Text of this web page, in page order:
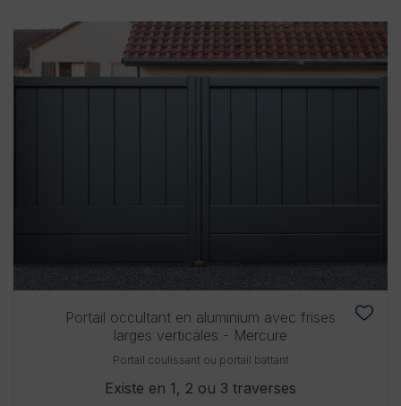
Portail occultant en aluminium avec frises
larges verticales - Mercure
Portail coulissant ou portail battant
Existe en 1, 2 ou 3 traverses